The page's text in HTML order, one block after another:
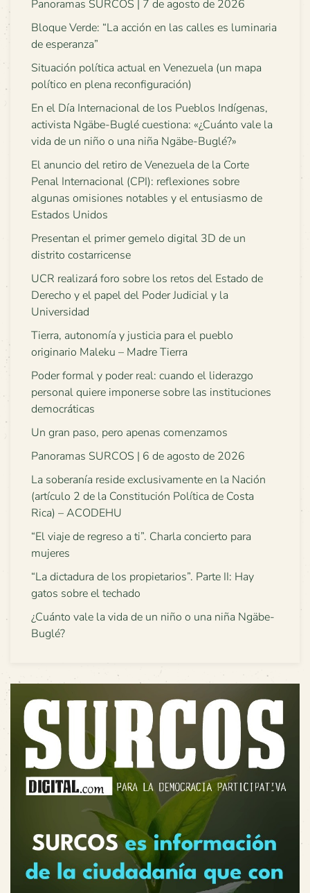
Panoramas SURCOS | 7 de agosto de 2026
Bloque Verde: “La acción en las calles es luminaria
de esperanza”
Situación política actual en Venezuela (un mapa
político en plena reconfiguración)
En el Día Internacional de los Pueblos Indígenas,
activista Ngäbe-Buglé cuestiona: «¿Cuánto vale la
vida de un niño o una niña Ngäbe-Buglé?»
El anuncio del retiro de Venezuela de la Corte
Penal Internacional (CPI): reflexiones sobre
algunas omisiones notables y el entusiasmo de
Estados Unidos
Presentan el primer gemelo digital 3D de un
distrito costarricense
UCR realizará foro sobre los retos del Estado de
Derecho y el papel del Poder Judicial y la
Universidad
Tierra, autonomía y justicia para el pueblo
originario Maleku – Madre Tierra
Poder formal y poder real: cuando el liderazgo
personal quiere imponerse sobre las instituciones
democráticas
Un gran paso, pero apenas comenzamos
Panoramas SURCOS | 6 de agosto de 2026
La soberanía reside exclusivamente en la Nación
(artículo 2 de la Constitución Política de Costa
Rica) – ACODEHU
“El viaje de regreso a ti”. Charla concierto para
mujeres
“La dictadura de los propietarios”. Parte II: Hay
gatos sobre el techado
¿Cuánto vale la vida de un niño o una niña Ngäbe-
Buglé?